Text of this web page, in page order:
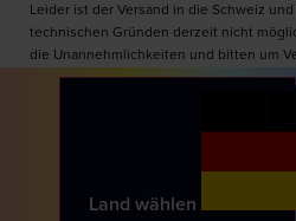
Leider ist der Versand in die Schweiz
technischen Gründen derzeit nicht
die Unannehmlichkeiten und bitten um
Land wählen